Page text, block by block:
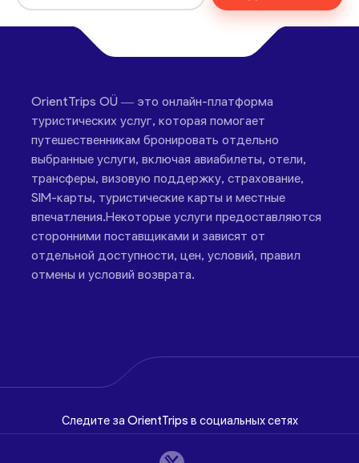
OrientTrips OÜ — это онлайн-платформа
туристических услуг, которая помогает
путешественникам бронировать отдельно
выбранные услуги, включая авиабилеты, отели,
трансферы, визовую поддержку, страхование,
SIM-карты, туристические карты и местные
впечатления.Некоторые услуги предоставляются
сторонними поставщиками и зависят от
отдельной доступности, цен, условий, правил
отмены и условий возврата.
Следите за OrientTrips в социальных сетях